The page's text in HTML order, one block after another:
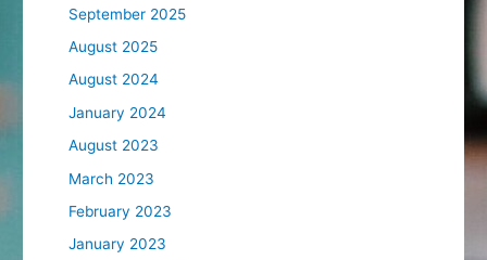
September 2025
August 2025
August 2024
January 2024
August 2023
March 2023
February 2023
January 2023